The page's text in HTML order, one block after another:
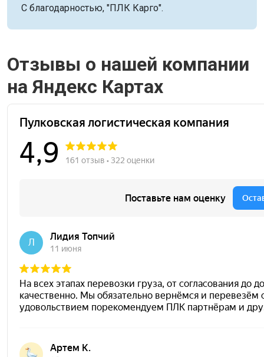
С благодарностью, "ПЛК Карго".
Отзывы о нашей компании
на Яндекс Картах